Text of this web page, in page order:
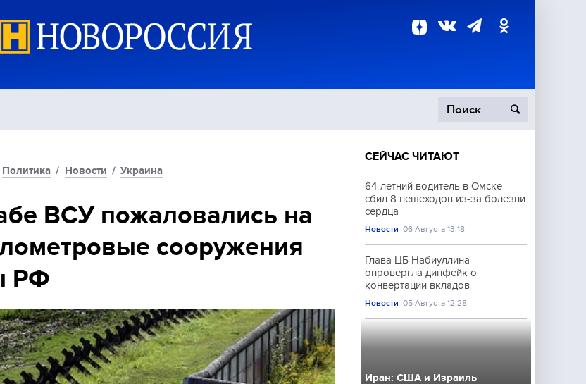
Происшествия
Политика / Новости / Украина
ВСУ пожаловались на
сооружения
РФ
СЕЙЧАС ЧИТАЮТ
64-летний водитель в Омске
сбил 8 пешеходов из-за болезни
сердца
Новости 06 Августа 13:18
Глава ЦБ Набиуллина
опровергла дипфейк о
конвертации вкладов
Новости 05 Августа 12:28
Иран: США и Израиль